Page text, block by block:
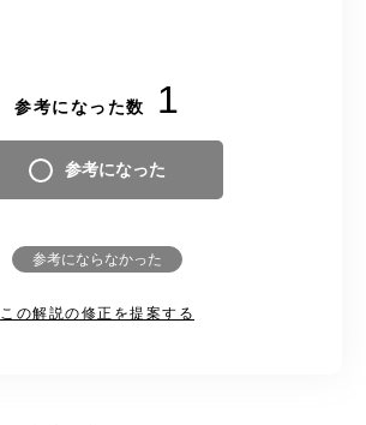
参考になった数 1
参考になった
参考にならなかった
この解説の修正を提案する